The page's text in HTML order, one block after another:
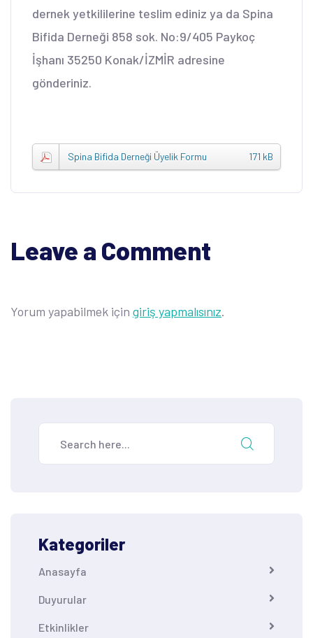
dernek yetkililerine teslim ediniz ya da Spina
Bifida Derneği 858 sok. No:9/405 Paykoç
İşhanı 35250 Konak/İZMİR adresine
gönderiniz.
171 kB
Spina Bifida Derneği Üyelik Formu
Leave a Comment
Yorum yapabilmek için giriş yapmalısınız.
Kategoriler
Anasayfa
Duyurular
Etkinlikler